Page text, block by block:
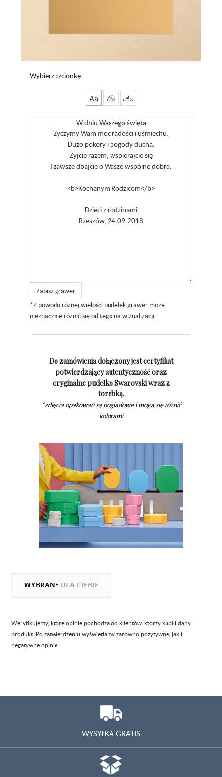
Wybierz czcionkę
Aa Aa Aa
Zapisz grawer
*Z powodu różnej wielości pudełek grawer może
nieznacznie różnić się od tego na wizualizacji.
Do zamówienia dołączony jest certyfikat
potwierdzający autentyczność oraz
oryginalne pudełko Swarovski wraz z
torebką.
*zdjęcia opakowań są poglądowe i mogą się różnić
kolorami
WYBRANEDLA CIEBIE
Weryfikujemy, które opinie pochodzą od klientów, którzy kupili dany
produkt. Po zatwierdzeniu wyświetlamy zarówno pozytywne, jak i
negatywne opinie.
WYSYŁKA GRATIS